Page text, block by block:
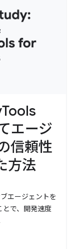
エージ
信頼性
方法
エージェントを
とで、開発速度